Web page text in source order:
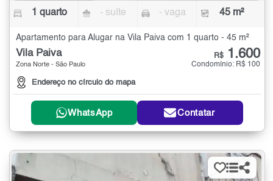
1 quarto - suíte - vaga 45 m²
Apartamento para Alugar na Vila Paiva com 1 quarto - 45 m²
Vila Paiva
Zona Norte - São Paulo
Endereço no círculo do mapa
R$ 1.600
Condomínio: R$ 100
WhatsApp Contatar